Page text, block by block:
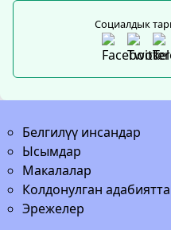
Социалдык
Белгилүү инсандар
Ысымдар
Макалалар
Колдонулган
Эрежелер